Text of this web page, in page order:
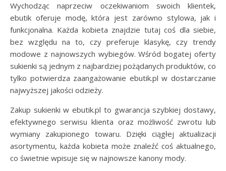
Wychodząc naprzeciw oczekiwaniom swoich klientek,
ebutik oferuje modę, która jest zarówno stylowa, jak i
funkcjonalna. Każda kobieta znajdzie tutaj coś dla siebie,
bez względu na to, czy preferuje klasykę, czy trendy
modowe z najnowszych wybiegów. Wśród bogatej oferty
sukienki są jednym z najbardziej pożądanych produktów, co
tylko potwierdza zaangażowanie ebutik.pl w dostarczanie
najwyższej jakości odzieży.
Zakup sukienki w ebutik.pl to gwarancja szybkiej dostawy,
efektywnego serwisu klienta oraz możliwość zwrotu lub
wymiany zakupionego towaru. Dzięki ciągłej aktualizacji
asortymentu, każda kobieta może znaleźć coś aktualnego,
co świetnie wpisuje się w najnowsze kanony mody.